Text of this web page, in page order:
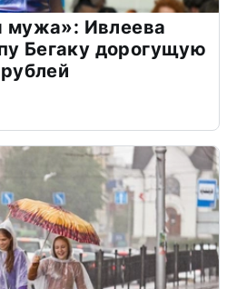
мужа»: Ивлеева
Бегаку дорогущую